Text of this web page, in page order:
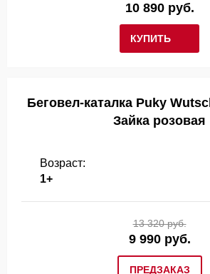
КУПИТЬ
10 890 руб.
Беговел-каталка Puky
Зайка розовая
Возраст:
1+
ПРЕДЗАКАЗ
13 320 руб.
9 990 руб.